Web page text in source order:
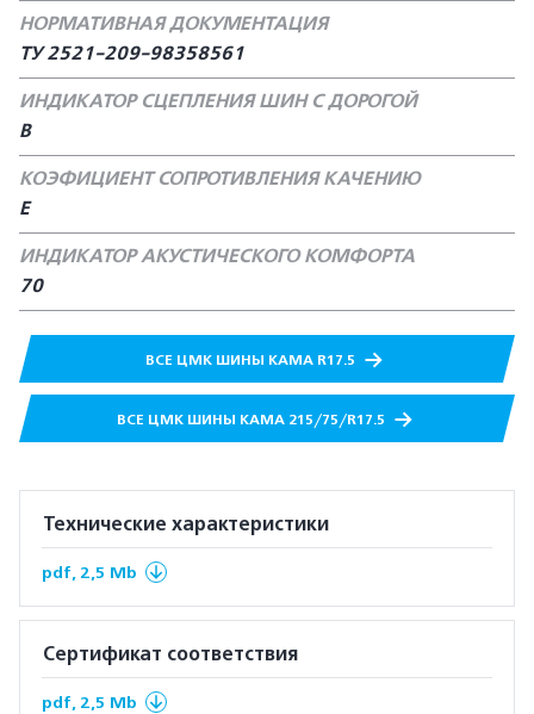
НОРМАТИВНАЯ ДОКУМЕНТАЦИЯ
ТУ 2521-209-98358561
ИНДИКАТОР СЦЕПЛЕНИЯ ШИН С ДОРОГОЙ
В
КОЭФИЦИЕНТ СОПРОТИВЛЕНИЯ КАЧЕНИЮ
Е
ИНДИКАТОР АКУСТИЧЕСКОГО КОМФОРТА
70
ВСЕ ЦМК ШИНЫ КАМА R17.5
ВСЕ ЦМК ШИНЫ КАМА 215/75/R17.5
Технические характеристики
pdf, 2,5 Mb
Сертификат соответствия
pdf, 2,5 Mb